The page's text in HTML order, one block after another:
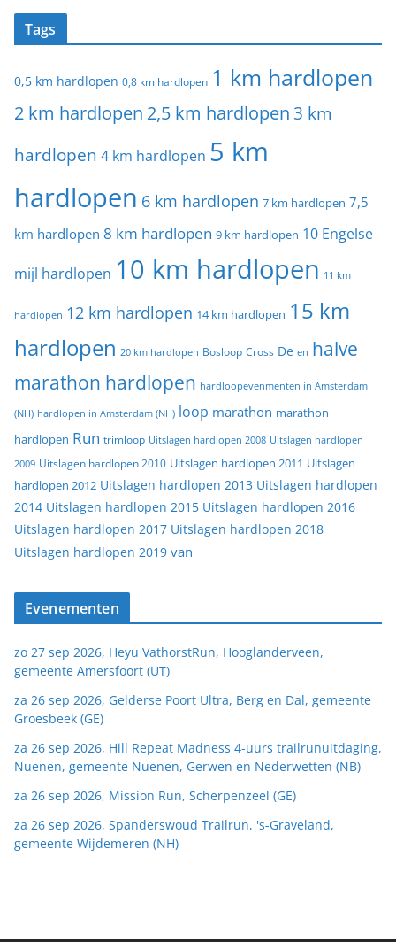
Tags
0,5 km hardlopen 0,8 km hardlopen 1 km hardlopen
2 km hardlopen 2,5 km hardlopen 3 km
hardlopen 4 km hardlopen 5 km
hardlopen 6 km hardlopen 7 km hardlopen 7,5
km hardlopen 8 km hardlopen 9 km hardlopen 10 Engelse
mijl hardlopen 10 km hardlopen 11 km
hardlopen 12 km hardlopen 14 km hardlopen 15 km
hardlopen 20 km hardlopen Bosloop Cross De en halve
marathon hardlopen hardloopevenmenten in Amsterdam
(NH) hardlopen in Amsterdam (NH) loop marathon marathon
hardlopen Run trimloop Uitslagen hardlopen 2008 Uitslagen hardlopen
2009 Uitslagen hardlopen 2010 Uitslagen hardlopen 2011 Uitslagen
hardlopen 2012 Uitslagen hardlopen 2013 Uitslagen hardlopen
2014 Uitslagen hardlopen 2015 Uitslagen hardlopen 2016
Uitslagen hardlopen 2017 Uitslagen hardlopen 2018
Uitslagen hardlopen 2019 van
Evenementen
zo 27 sep 2026, Heyu VathorstRun, Hooglanderveen,
gemeente Amersfoort (UT)
za 26 sep 2026, Gelderse Poort Ultra, Berg en Dal, gemeente
Groesbeek (GE)
za 26 sep 2026, Hill Repeat Madness 4-uurs trailrunuitdaging,
Nuenen, gemeente Nuenen, Gerwen en Nederwetten (NB)
za 26 sep 2026, Mission Run, Scherpenzeel (GE)
za 26 sep 2026, Spanderswoud Trailrun, 's-Graveland,
gemeente Wijdemeren (NH)